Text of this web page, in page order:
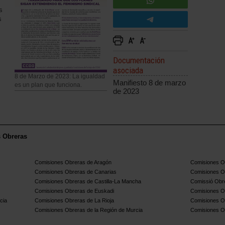
8 de Marzo de 2023: La igualdad
es un plan que funciona.
Documentación
asociada
Manifiesto 8 de marzo
de 2023
Obreras
Comisiones Obreras de Aragón
Comisiones
Comisiones Obreras de Canarias
Comisiones
Comisiones Obreras de Castilla-La Mancha
Comissió
Comisiones Obreras de Euskadi
Comisiones
Comisiones Obreras de La Rioja
Comisiones
Comisiones Obreras de la Región de Murcia
Comisiones